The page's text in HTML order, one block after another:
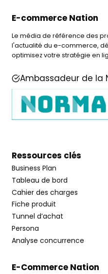
E-commerce Nation
Le média de référence des
l'actualité du e-commerce,
optimisez votre stratégie en
Ambassadeur de la
Ressources clés
Business Plan
Tableau de bord
Cahier des charges
Fiche produit
Tunnel d’achat
Persona
Analyse concurrence
E-Commerce Nation